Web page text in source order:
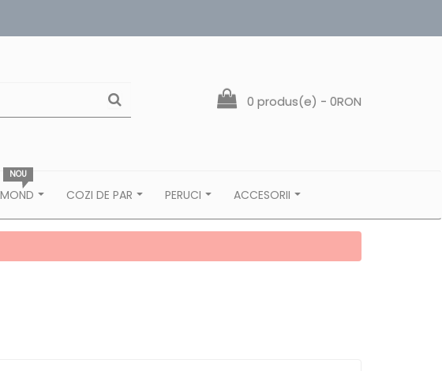
0 produs(e) - 0RON
NOU
COZI DE PAR PERUCI ACCESORII